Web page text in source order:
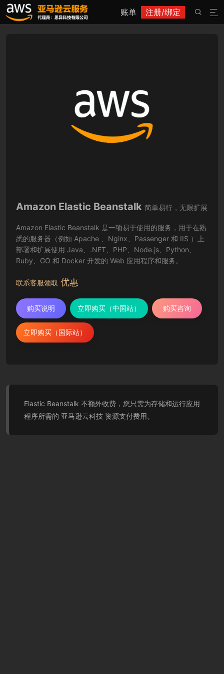
账单 注册/绑定 

Amazon Elastic Beanstalk 简单易行，无限扩展
Amazon Elastic Beanstalk 是一项易于使用的服务，用于在熟
悉的服务器（例如 Apache 、Nginx、Passenger 和 IIS ）上
部署和扩展使用 Java、.NET、PHP、Node.js、Python、
Ruby、GO 和 Docker 开发的 Web 应用程序和服务。
联系客服领取 优惠
购买说明 立即购买（中国站） 购买咨询
立即购买（国际站）
Elastic Beanstalk 不额外收费，您只需为存储和运行应用
程序所需的 亚马逊云科技 资源支付费用。